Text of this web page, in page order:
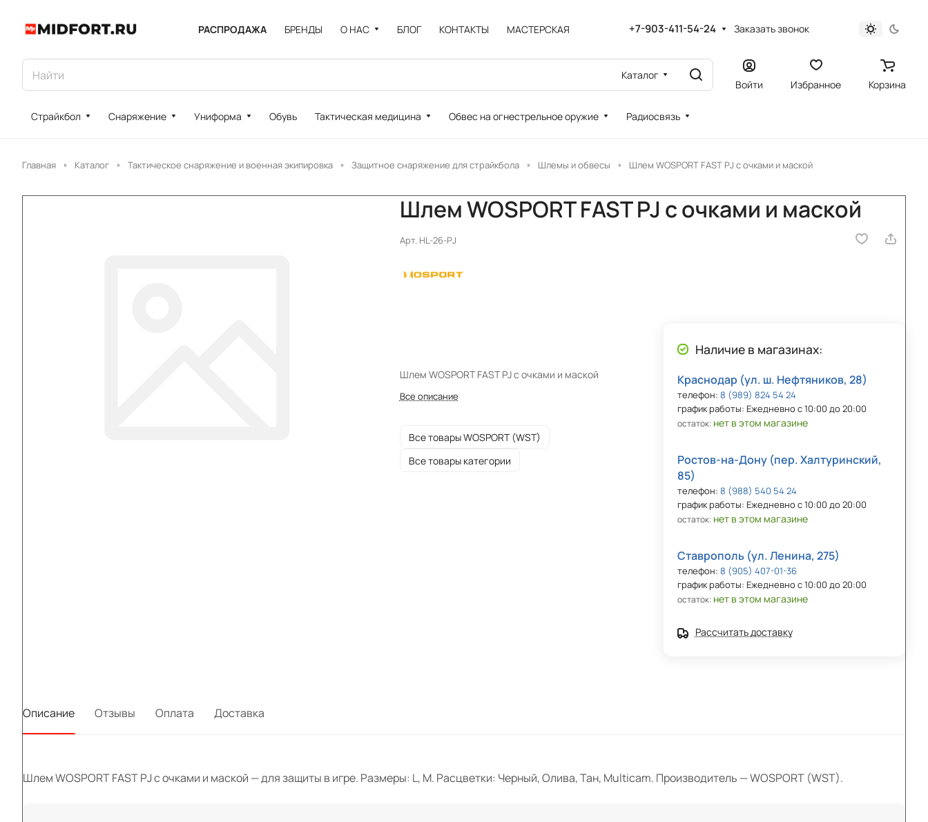
РАСПРОДАЖА БРЕНДЫ О НАС БЛОГ КОНТАКТЫ МАСТЕРСКАЯ +7-903-411-54-24 Заказать звонок
Каталог
Войти Избранное Корзина
Страйкбол Снаряжение Униформа Обувь Тактическая медицина Обвес на огнестрельное оружие Радиосвязь
Главная Каталог Тактическое снаряжение и военная экипировка Защитное снаряжение для страйкбола Шлемы и обвесы Шлем WOSPORT FAST PJ с очками и маской
Шлем WOSPORT FAST PJ с очками и маской
Арт. HL-26-PJ
Шлем WOSPORT FAST PJ с очками и маской
Все описание
Все товары WOSPORT (WST)
Все товары категории
Наличие в магазинах:
Краснодар (ул. ш. Нефтяников, 28)
телефон: 8 (989) 824 54 24
график работы: Ежедневно с 10:00 до 20:00
остаток: нет в этом магазине
Ростов-на-Дону (пер. Халтуринский,
85)
телефон: 8 (988) 540 54 24
график работы: Ежедневно с 10:00 до 20:00
остаток: нет в этом магазине
Ставрополь (ул. Ленина, 275)
телефон: 8 (905) 407-01-36
график работы: Ежедневно с 10:00 до 20:00
остаток: нет в этом магазине
Рассчитать доставку
Описание Отзывы Оплата Доставка
Шлем WOSPORT FAST PJ с очками и маской — для защиты в игре. Размеры: L, M. Расцветки: Черный, Олива, Тан, Multicam. Производитель — WOSPORT (WST).